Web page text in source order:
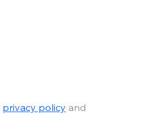
privacy policy and